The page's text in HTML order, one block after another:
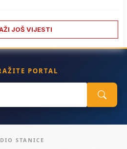
JOŠ VIJESTI
PORTAL
STANICE